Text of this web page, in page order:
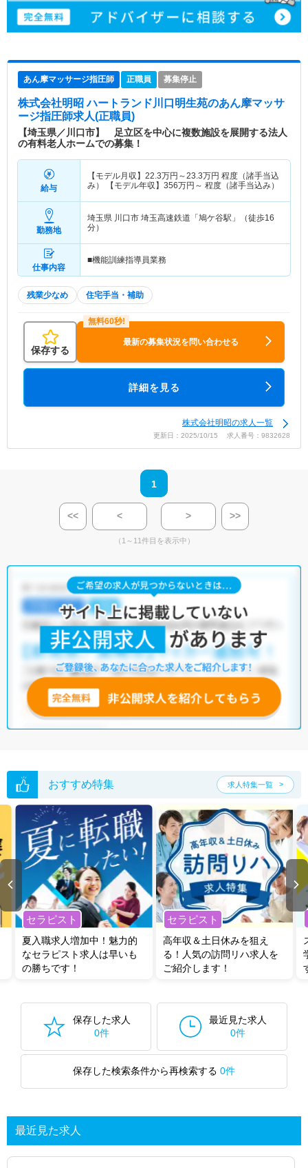
あん摩マッサージ指圧師 正職員 募集停止
株式会社明昭 ハートランド川口明生苑のあん摩マッサ
ージ指圧師求人(正職員)
【埼玉県／川口市】 足立区を中心に複数施設を展開する法人
の有料老人ホームでの募集！
給与
【モデル月収】 22.3万円～23.3万円 程度（諸手当込
み） 【モデル年収】 356万円～ 程度（諸手当込み）
勤務地
埼玉県 川口市 埼玉高速鉄道「鳩ケ谷駅」（徒歩16
分）
仕事内容
■機能訓練指導員業務
残業少なめ 住宅手当・補助
保存する
最新の募集状況を問い合わせる
詳細を見る
株式会社明昭の求人一覧
更新日：2025/10/15 求人番号：9832628
1
<< < > >>
（1～11件目を表示中）
おすすめ特集 求人特集一覧
セラピスト
夏入職求人増加中！魅力的
なセラピスト求人は早いも
の勝ちです！
セラピスト
高年収＆土日休みを狙え
る！人気の訪問リハ求人を
ご紹介します！
保存した求人
0件
最近見た求人
0件
保存した検索条件から再検索する 0件
最近見た求人